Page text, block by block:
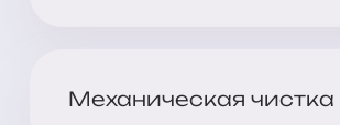
Механическая